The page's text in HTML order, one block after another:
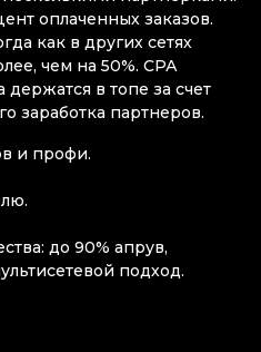
оплаченных заказов.
как в других сетях
чем на 50%. СРА
в топе за счет
заработка партнеров.
и профи.
до 90% апрув,
подход.